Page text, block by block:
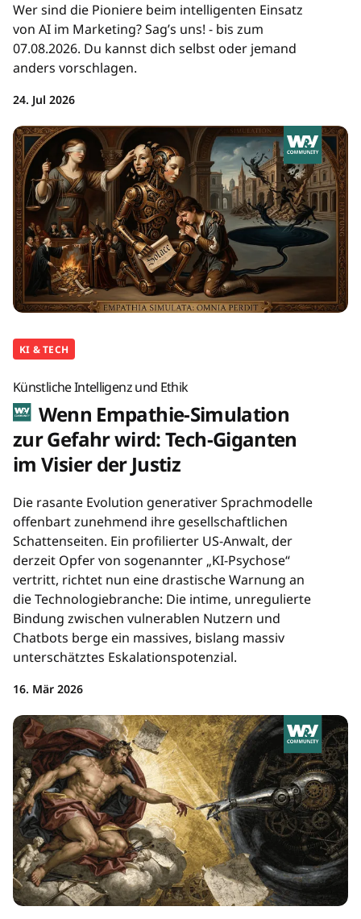
Wer sind die Pioniere beim intelligenten Einsatz
von AI im Marketing? Sag’s uns! - bis zum
07.08.2026. Du kannst dich selbst oder jemand
anders vorschlagen.
24. Jul 2026
KI & TECH
Künstliche Intelligenz und Ethik
Wenn Empathie-Simulation
zur Gefahr wird: Tech-Giganten
im Visier der Justiz
Die rasante Evolution generativer Sprachmodelle
offenbart zunehmend ihre gesellschaftlichen
Schattenseiten. Ein profilierter US-Anwalt, der
derzeit Opfer von sogenannter „KI-Psychose“
vertritt, richtet nun eine drastische Warnung an
die Technologiebranche: Die intime, unregulierte
Bindung zwischen vulnerablen Nutzern und
Chatbots berge ein massives, bislang massiv
unterschätztes Eskalationspotenzial.
16. Mär 2026